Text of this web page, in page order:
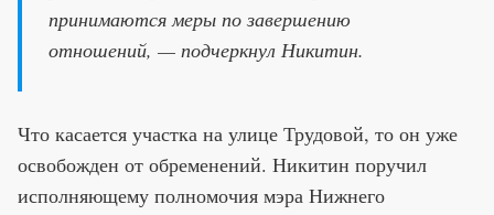
принимаются меры по завершению
отношений, — подчеркнул Никитин.
Что касается участка на улице Трудовой, то он уже
освобожден от обременений. Никитин поручил
исполняющему полномочия мэра Нижнего